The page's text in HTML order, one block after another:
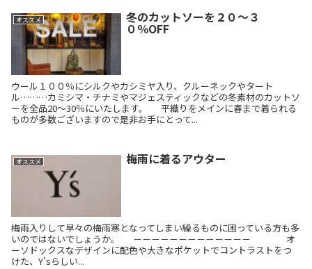
オススメ 冬のカットソーを２０～３
０％OFF
ウール１００％にシルクやカシミヤ入り、クルーネックやタート
ル………カミシマ・チナミやマジェスティックなどの冬素材のカットソ
ーを全品20～30％にいたします。 平織りをメインに春まで着られる
ものが多数ございますので是非お手にとって...
オススメ 梅雨に着るアウター
梅雨入りして早々の梅雨寒となってしまい繰るものに困っている方も多
いのではないでしょうか。 －－－－－－－－－－－－－ オ
ーソドックスなデザインに配色や大きなポケットでコントラストをつ
けた、Y'sらしい...